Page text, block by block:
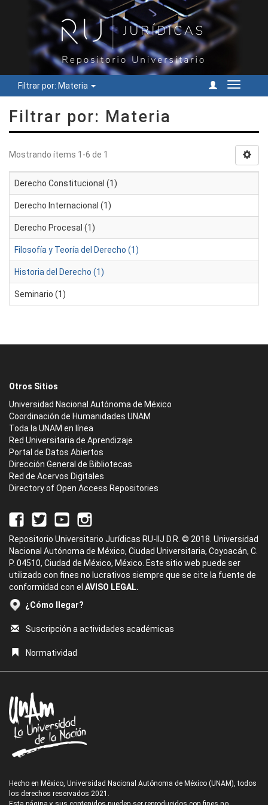
Filtrar por: Materia
Cambiar
Filtrar por: Materia
Mostrando ítems 1-6 de 1
Derecho Constitucional (1)
Derecho Internacional (1)
Derecho Procesal (1)
Filosofía y Teoría del Derecho (1)
Historia del Derecho (1)
Seminario (1)
Otros Sitios
Universidad Nacional Autónoma de México
Coordinación de Humanidades UNAM
Toda la UNAM en línea
Red Universitaria de Aprendizaje
Portal de Datos Abiertos
Dirección General de Bibliotecas
Red de Acervos Digitales
Directory of Open Access Repositories
Repositorio Universitario Jurídicas RU-IIJ D.R. © 2018. Universidad
Nacional Autónoma de México, Ciudad Universitaria, Coyoacán, C.
P. 04510, Ciudad de México, México. Este sitio web puede ser
utilizado con fines no lucrativos siempre que se cite la fuente de
conformidad con el AVISO LEGAL.
¿Cómo llegar?
Suscripción a actividades académicas
Normatividad
Hecho en México, Universidad Nacional Autónoma de México (UNAM), todos
los derechos reservados 2021.